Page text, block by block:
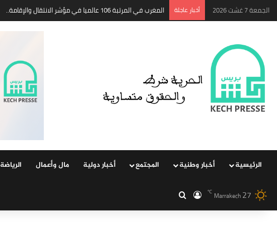
الجمعة 7 غشت 2026 ‏أخبار عاجلة المغرب في المرتبة 106 عالميا في مؤشر الانتقال والإقامة..
الرئيسية ‏أخبار وطنية المجتمع ‏أخبار دولية مال وأعمال الرياضة
Marrakech27
℃ ‏الدخولبحث عن